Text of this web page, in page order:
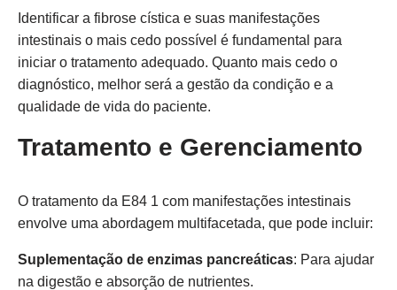
Identificar a fibrose cística e suas manifestações
intestinais o mais cedo possível é fundamental para
iniciar o tratamento adequado. Quanto mais cedo o
diagnóstico, melhor será a gestão da condição e a
qualidade de vida do paciente.
Tratamento e Gerenciamento
O tratamento da E84 1 com manifestações intestinais
envolve uma abordagem multifacetada, que pode incluir:
Suplementação de enzimas pancreáticas: Para ajudar
na digestão e absorção de nutrientes.